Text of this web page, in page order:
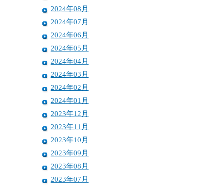
2024年08月
2024年07月
2024年06月
2024年05月
2024年04月
2024年03月
2024年02月
2024年01月
2023年12月
2023年11月
2023年10月
2023年09月
2023年08月
2023年07月